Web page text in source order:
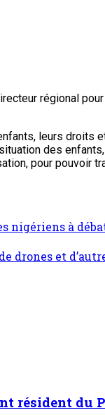
régional
leurs
des
pour pouvoir
à
drones et
résident du